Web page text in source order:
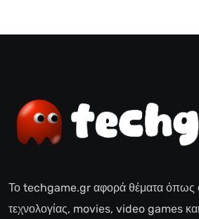
Το techgame.gr αφορά θέματα όπως
τεχνολογίας, movies, video games